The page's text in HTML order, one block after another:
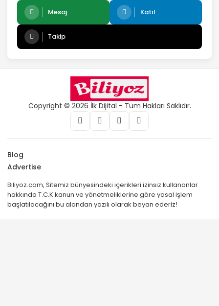
Mesaj Katıl
Takip
Copyright © 2026 İlk Dijital - Tüm Hakları Saklıdır.
Blog
Advertise
Biliyoz.com, Sitemiz bünyesindeki içerikleri izinsiz kullananlar
hakkında T.C.K kanun ve yönetmeliklerine göre yasal işlem
başlatılacağını bu alandan yazılı olarak beyan ederiz!